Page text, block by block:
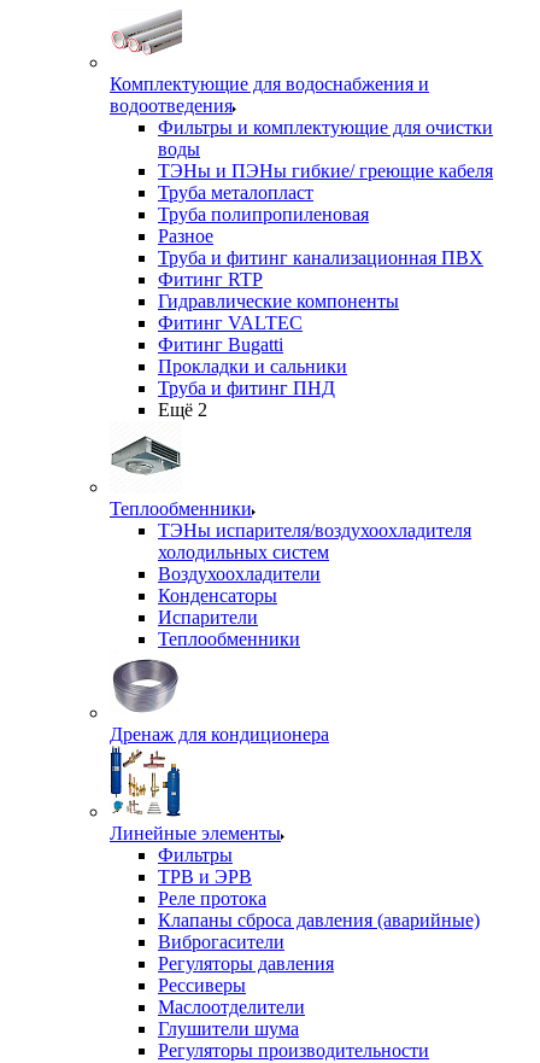
Комплектующие для водоснабжения и
водоотведения
Фильтры и комплектующие для очистки
воды
ТЭНы и ПЭНы гибкие/ греющие кабеля
Труба металопласт
Труба полипропиленовая
Разное
Труба и фитинг канализационная ПВХ
Фитинг RTP
Гидравлические компоненты
Фитинг VALTEC
Фитинг Bugatti
Прокладки и сальники
Труба и фитинг ПНД
Ещё 2
Теплообменники
ТЭНы испарителя/воздухоохладителя
холодильных систем
Воздухоохладители
Конденсаторы
Испарители
Теплообменники
Дренаж для кондиционера
Линейные элементы
Фильтры
ТРВ и ЭРВ
Реле протока
Клапаны сброса давления (аварийные)
Виброгасители
Регуляторы давления
Рессиверы
Маслоотделители
Глушители шума
Регуляторы производительности